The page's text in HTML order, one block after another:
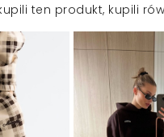
ten produkt, kupili